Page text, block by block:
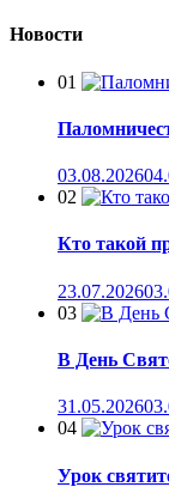
Новости
01
03.08.2026
02
Кто такой
23.07.2026
03
В День
31.05.2026
04
Урок